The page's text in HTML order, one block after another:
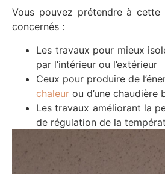
Vous pouvez prétendre à
concernés :
Les travaux pour mieux
par l’intérieur ou l’extérieur
Ceux pour produire de
chaleur ou d’une chaudière
Les travaux améliorant la
de régulation de la